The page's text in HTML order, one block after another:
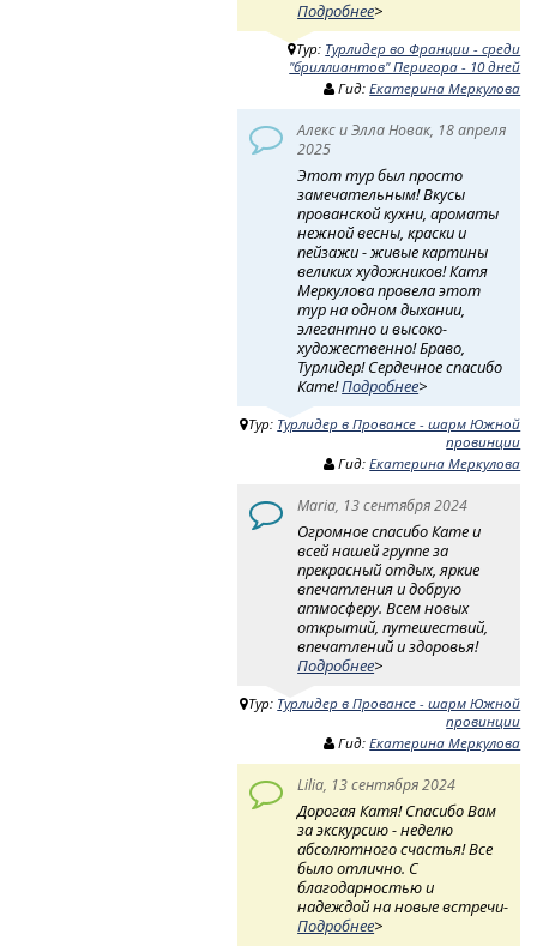
Подробнее>
Тур: Турлидер во Франции - среди
"бриллиантов" Перигора - 10 дней
Гид:Екатерина Меркулова
Алекс и Элла Новак, 18 апреля
2025
Этот тур был просто
замечательным! Вкусы
прованской кухни, ароматы
нежной весны, краски и
пейзажи - живые картины
великих художников! Катя
Меркулова провела этот
тур на одном дыхании,
элегантно и высоко-
художественно! Браво,
Турлидер! Сердечное спасибо
Кате!Подробнее>
Тур: Турлидер в Провансе - шарм Южной
провинции
Гид:Екатерина Меркулова
Maria, 13 сентября 2024
Огромное спасибо Кате и
всей нашей группе за
прекрасный отдых, яркие
впечатления и добрую
атмосферу. Всем новых
открытий, путешествий,
впечатлений и здоровья!
Подробнее>
Тур: Турлидер в Провансе - шарм Южной
провинции
Гид:Екатерина Меркулова
Lilia, 13 сентября 2024
Дорогая Катя! Спасибо Вам
за экскурсию - неделю
абсолютного счастья! Все
было отлично. С
благодарностью и
надеждой на новые встречи-
Подробнее>